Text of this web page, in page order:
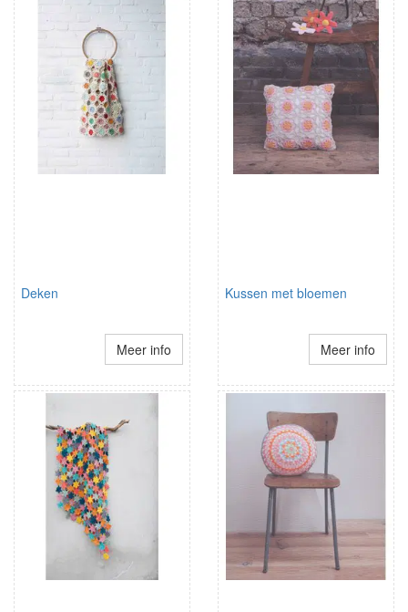
Deken
Meer info
Kussen met bloemen
Meer info